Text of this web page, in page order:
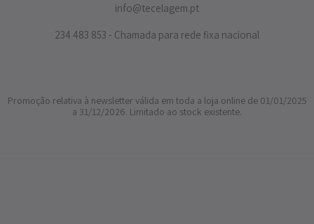
info@tecelagem.pt
234 483 853 - Chamada para rede fixa nacional
Promoção relativa à newsletter válida em toda a loja online de 01/01/2025
a 31/12/2026. Limitado ao stock existente.